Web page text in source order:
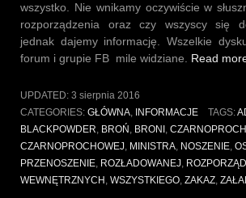
wszystko. Nie wnikamy oczywiście w
rozporządzenia oraz czy wszyscy się
jednak dajemy informację. Wszelkie
forum i grupie FB mile widziane. Read
UPDATED: 3 sierpnia 2016
CATEGORIES: GŁÓWNA, INFORMACJE TAGS:
BLACKPOWDER, BROŃ , BRONI ,
CZARNOPROCHOWEJ, MINISTRA, NOSZENIE,
PRZENOSZENIE, ROZŁADOWANEJ,
WEWNĘTRZNYCH , WSZYSTKIEGO, ZAKAZ,